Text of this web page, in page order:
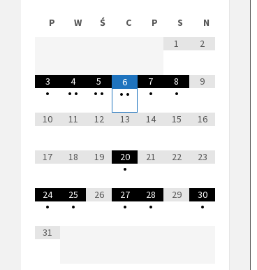
P W Ś C P S
N
1
2
3
•
4
• •
5
• •
6
• •
7
•
8
•
9
10 11 12 13 14 15 16
17 18 19
20
•
21 22 23
24
•
25
•
26
27
•
28
•
29
30
•
31